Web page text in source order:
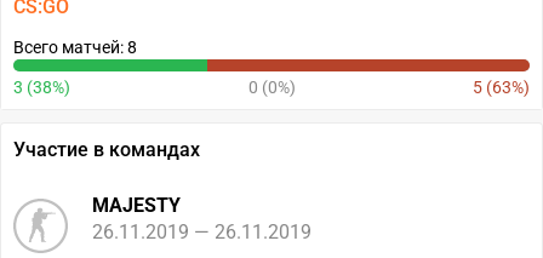
CS:GO
Всего матчей: 8
3 (38%) 0 (0%) 5 (63%)
Участие в командах
MAJESTY
26.11.2019 — 26.11.2019